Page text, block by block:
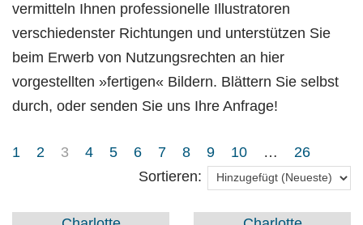
vermitteln Ihnen professionelle Illustratoren
verschiedenster Richtungen und unterstützen Sie
beim Erwerb von Nutzungsrechten an hier
vorgestellten »fertigen« Bildern. Blättern Sie selbst
durch, oder senden Sie uns Ihre Anfrage!
1 2 3 4 5 6 7 8 9 10 …
26
Sortieren: